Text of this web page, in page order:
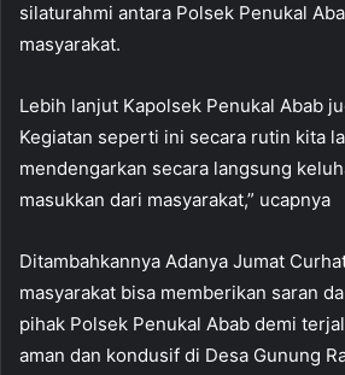
silaturahmi antara Polsek Penukal
masyarakat.
Lebih lanjut Kapolsek Penukal Abab
Kegiatan seperti ini secara rutin kita
mendengarkan secara langsung
masukkan dari masyarakat,” ucapnya
Ditambahkannya Adanya Jumat
masyarakat bisa memberikan saran
pihak Polsek Penukal Abab demi
aman dan kondusif di Desa Gunung